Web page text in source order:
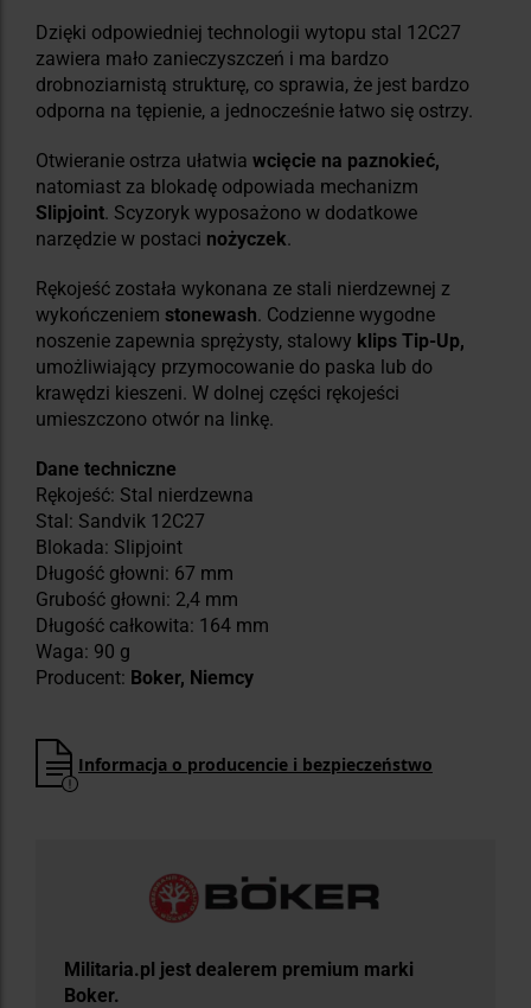
Dzięki odpowiedniej technologii wytopu stal 12C27
zawiera mało zanieczyszczeń i ma bardzo
drobnoziarnistą strukturę, co sprawia, że jest bardzo
odporna na tępienie, a jednocześnie łatwo się ostrzy.
Otwieranie ostrza ułatwia wcięcie na paznokieć,
natomiast za blokadę odpowiada mechanizm
Slipjoint. Scyzoryk wyposażono w dodatkowe
narzędzie w postaci nożyczek.
Rękojeść została wykonana ze stali nierdzewnej z
wykończeniem stonewash. Codzienne wygodne
noszenie zapewnia sprężysty, stalowy klips Tip-Up,
umożliwiający przymocowanie do paska lub do
krawędzi kieszeni. W dolnej części rękojeści
umieszczono otwór na linkę.
Dane techniczne
Rękojeść: Stal nierdzewna
Stal: Sandvik 12C27
Blokada: Slipjoint
Długość głowni: 67 mm
Grubość głowni: 2,4 mm
Długość całkowita: 164 mm
Waga: 90 g
Producent: Boker, Niemcy
Informacja o producencie i bezpieczeństwo
Militaria.pl jest dealerem premium marki
Boker.